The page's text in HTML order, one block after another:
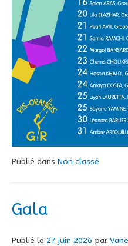
Publié dans Non classé
Gala
Publié le 27 juin 2026 par